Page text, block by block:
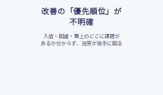
改善の「優先順位」が
不明確
入店・回遊・買上のどこに課題が
あるか分からず、施策が後手に回る